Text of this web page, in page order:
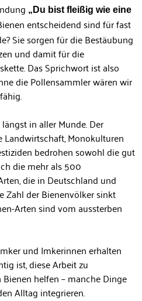
„Du bist fleißig wie eine
entscheidend sind für fast
Sie sorgen für die Bestäubung
und damit für die
Das Sprichwort ist also
die Pollensammler wären wir
in aller Munde. Der
Monokulturen
bedrohen sowohl die gut
die mehr als 500
die in Deutschland und
Zahl der Bienenvölker sinkt
Arten sind vom aussterben
und Imkerinnen erhalten
ist, diese Arbeit zu
helfen – manche Dinge
Alltag integrieren.